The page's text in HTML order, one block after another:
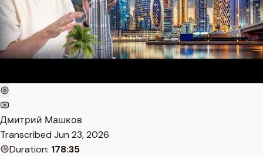
Дмитрий Машков
Transcribed Jun 23, 2026
Duration: 178:35